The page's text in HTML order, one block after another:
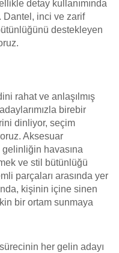
detay kullanımında
Dantel, inci ve zarif
destekleyen
rahat ve anlaşılmış
birebir
dinliyor, seçim
Aksesuar
havasına
ve stil bütünlüğü
parçaları arasında yer
kişinin içine sinen
bir ortam sunmaya
her gelin adayı